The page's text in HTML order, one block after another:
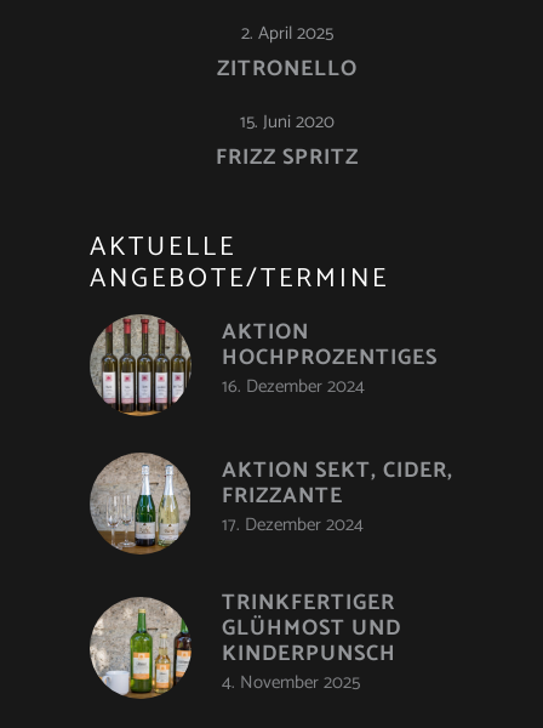
2. April 2025
ZITRONELLO
15. Juni 2020
FRIZZ SPRITZ
AKTUELLE
ANGEBOTE/TERMINE
AKTION
HOCHPROZENTIGES
16. Dezember 2024
AKTION SEKT, CIDER,
FRIZZANTE
17. Dezember 2024
TRINKFERTIGER
GLÜHMOST UND
KINDERPUNSCH
4. November 2025